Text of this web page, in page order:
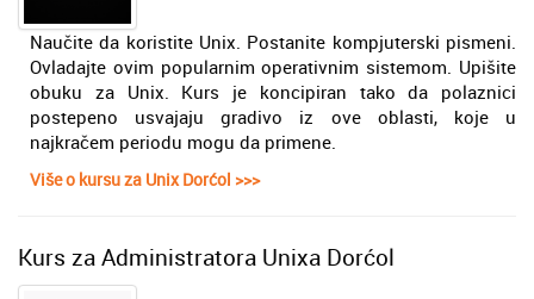
Naučite da koristite Unix. Postanite kompjuterski pismeni.
Ovladajte ovim popularnim operativnim sistemom. Upišite
obuku za Unix. Kurs je koncipiran tako da polaznici
postepeno usvajaju gradivo iz ove oblasti, koje u
najkračem periodu mogu da primene.
Više o kursu za Unix Dorćol >>>
Kurs za Administratora Unixa Dorćol